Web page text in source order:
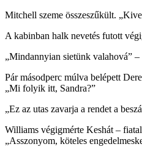
Mitchell szeme összeszűkült.
A kabinban halk nevetés futott
„Mindannyian sietünk valahová”
Pár másodperc múlva belépett
„Mi folyik itt, Sandra?”
„Ez az utas zavarja a rendet a
Williams végigmérte Keshát –
„Asszonyom, köteles